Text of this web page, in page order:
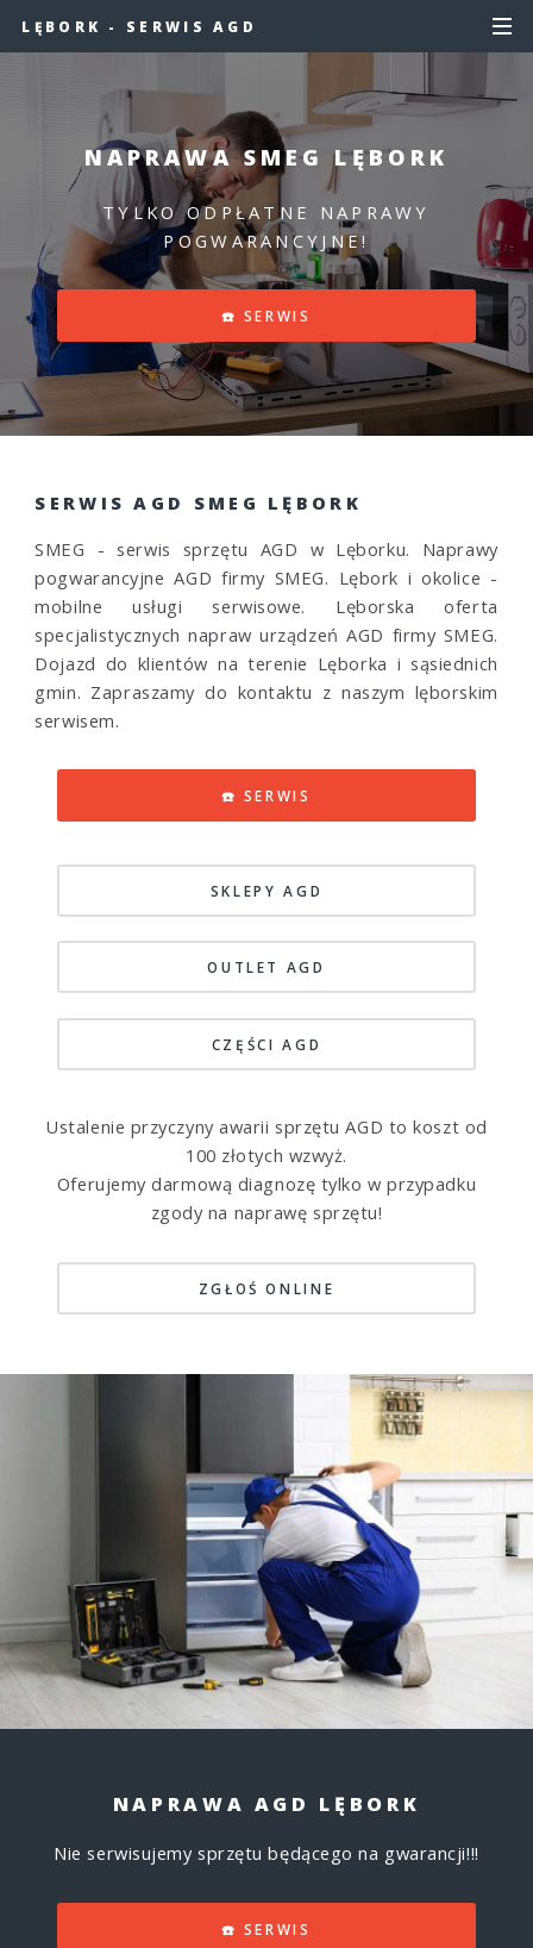
LĘBORK - SERWIS AGD
NAPRAWA SMEG LĘBORK
TYLKO ODPŁATNE NAPRAWY
POGWARANCYJNE!
☎️ SERWIS
SERWIS AGD SMEG LĘBORK
SMEG - serwis sprzętu AGD w Lęborku. Naprawy
pogwarancyjne AGD firmy SMEG. Lębork i okolice -
mobilne usługi serwisowe. Lęborska oferta
specjalistycznych napraw urządzeń AGD firmy SMEG.
Dojazd do klientów na terenie Lęborka i sąsiednich
gmin. Zapraszamy do kontaktu z naszym lęborskim
serwisem.
☎️ SERWIS
SKLEPY AGD
OUTLET AGD
CZĘŚCI AGD
Ustalenie przyczyny awarii sprzętu AGD to koszt od
100 złotych wzwyż.
Oferujemy darmową diagnozę tylko w przypadku
zgody na naprawę sprzętu!
ZGŁOŚ ONLINE
NAPRAWA AGD LĘBORK
Nie serwisujemy sprzętu będącego na gwarancji!!!
☎️ SERWIS